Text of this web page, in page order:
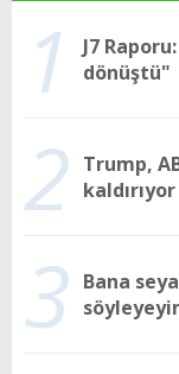
1
J7
dönüştü"
2 Trump,
kaldırıyor
3 Bana